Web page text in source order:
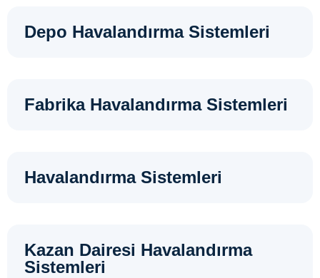
Depo Havalandırma Sistemleri
Fabrika Havalandırma Sistemleri
Havalandırma Sistemleri
Kazan Dairesi Havalandırma
Sistemleri